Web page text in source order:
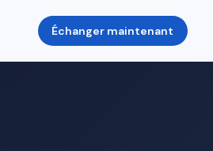
Échanger maintenant